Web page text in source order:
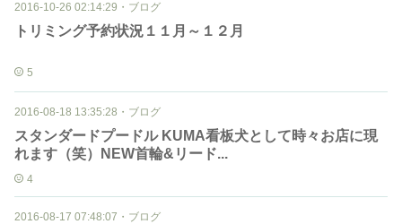
2016-10-26 02:14:29 ・ ブログ
トリミング予約状況１１月～１２月
5
2016-08-18 13:35:28 ・ ブログ
スタンダードプードル KUMA看板犬として時々お店に現
れます（笑）NEW首輪&リード...
4
2016-08-17 07:48:07 ・ ブログ